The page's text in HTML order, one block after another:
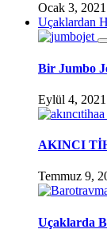
Ocak 3, 2021
Uçaklardan
Bir Jumbo
Eylül 4, 2021
AKINCI
Temmuz 9,
Uçaklarda